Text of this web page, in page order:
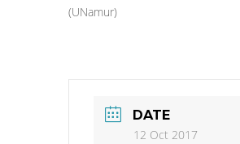
(UNamur)
DATE
12 Oct 2017